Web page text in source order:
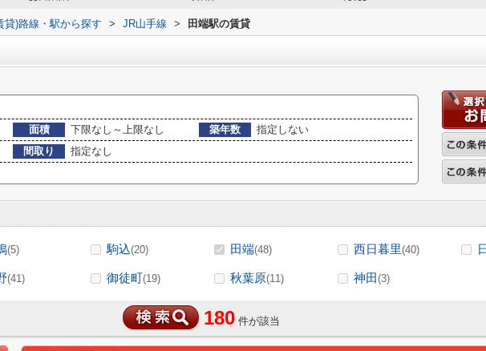
貸)路線・駅から探す > JR山手線 > 田端駅の賃貸
面積 下限なし～上限なし 築年数
指定しない
間取り
指定なし
(5) 駒込(20) 田端(48) 西日暮里(40)
(41) 御徒町(19) 秋葉原(11) 神田(3)
180 件が該当